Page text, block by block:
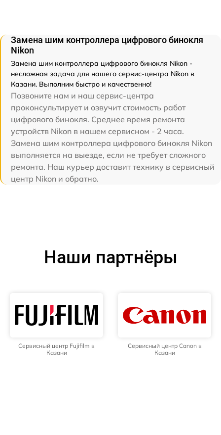
Замена шим контроллера цифрового бинокля
Nikon
Замена шим контроллера цифрового бинокля Nikon -
несложная задача для нашего сервис-центра Nikon в
Казани. Выполним быстро и качественно!
Позвоните нам и наш сервис-центра
проконсультирует и озвучит стоимость работ
цифрового бинокля. Среднее время ремонта
устройств Nikon в нашем сервисном - 2 часа.
Замена шим контроллера цифрового бинокля Nikon
выполняется на выезде, если не требует сложного
ремонта. Наш курьер доставит технику в сервисный
центр Nikon и обратно.
Наши партнёры
Сервисный центр Fujifilm в
Казани
Сервисный центр Canon в
Казани